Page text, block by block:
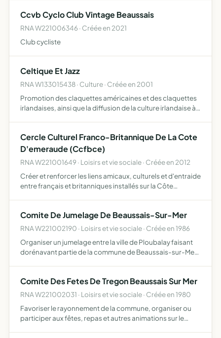
Ccvb Cyclo Club Vintage Beaussais
RNA W221006346 · Créée en 2021
Club cycliste
Celtique Et Jazz
RNA W133015438 · Culture · Créée en 2001
Promotion des claquettes américaines et des claquettes
irlandaises, ainsi que la diffusion de la culture irlandaise à
Cercle Culturel Franco-Britannique De La Cote
D'emeraude (Ccfbce)
RNA W221001649 · Loisirs et vie sociale · Créée en 2012
Créer et renforcer les liens amicaux, culturels et d'entraide
entre français et britanniques installés sur la Côte
Comite De Jumelage De Beaussais-Sur-Mer
RNA W221002190 · Loisirs et vie sociale · Créée en 1986
Organiser un jumelage entre la ville de Ploubalay faisant
dorénavant partie de la commune de Beaussais-sur-Mer
ville…
Comite Des Fetes De Tregon Beaussais Sur Mer
RNA W221002031 · Loisirs et vie sociale · Créée en 1980
Favoriser le rayonnement de la commune, organiser ou
participer aux fêtes, repas et autres animations sur le